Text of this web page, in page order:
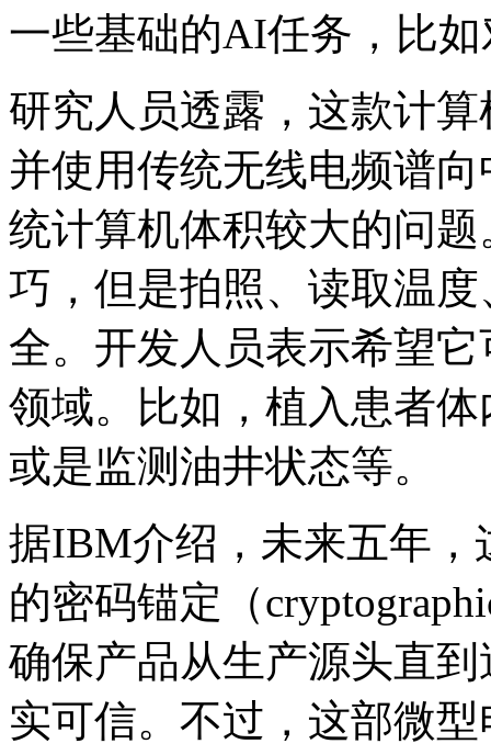
一些基础的AI任务，比
研究人员透露，这款计
并使用传统无线电频谱
统计算机体积较大的问
巧，但是拍照、读取温
全。开发人员表示希望
领域。比如，植入患者
或是监测油井状态等。
据IBM介绍，未来五年
的密码锚定（
确保产品从生产源头直
实可信。不过，这部微